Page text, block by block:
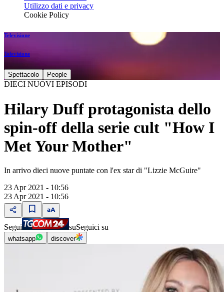
Utilizzo dati e privacy
Cookie Policy
Televisione
Televisione
Spettacolo People
DIECI NUOVI EPISODI
Hilary Duff protagonista dello
spin-off della serie cult "How I
Met Your Mother"
In arrivo dieci nuove puntate con l'ex star di "Lizzie McGuire"
23 Apr 2021 - 10:56
23 Apr 2021 - 10:56
Segui suSeguici su
whatsapp discover